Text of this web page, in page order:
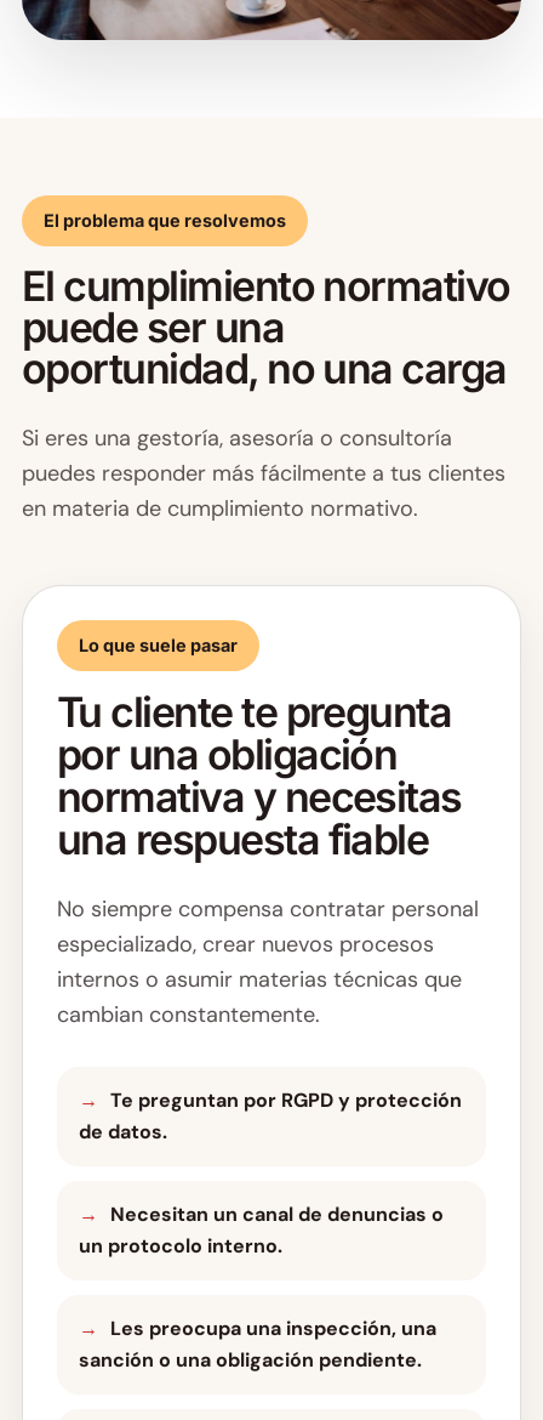
El problema que resolvemos
El cumplimiento normativo
puede ser una
oportunidad, no una carga
Si eres una gestoría, asesoría o consultoría
puedes responder más fácilmente a tus clientes
en materia de cumplimiento normativo.
Lo que suele pasar
Tu cliente te pregunta
por una obligación
normativa y necesitas
una respuesta fiable
No siempre compensa contratar personal
especializado, crear nuevos procesos
internos o asumir materias técnicas que
cambian constantemente.
Te preguntan por RGPD y protección
de datos.
Necesitan un canal de denuncias o
un protocolo interno.
Les preocupa una inspección, una
sanción o una obligación pendiente.